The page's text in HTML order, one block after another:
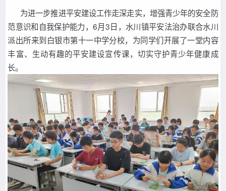
为进一步推进平安建设工作走深走实，增强青少年的安全防
范意识和自我保护能力，6月3日，水川镇平安法治办联合水川
派出所来到白银市第十一中学分校，为同学们开展了一堂内容
丰富、生动有趣的平安建设宣传课，切实守护青少年健康成
长。